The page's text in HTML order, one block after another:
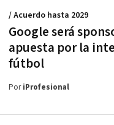
Google será
apuesta por la
fútbol
/ Acuerdo hasta 2029
PoriProfesional